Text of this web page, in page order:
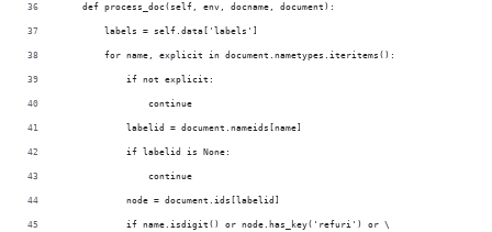
    def process_doc(self, env, docname, document):
        labels = self.data['labels']
        for name, explicit in document.nametypes.iteritems():
            if not explicit:
                continue
            labelid = document.nameids[name]
            if labelid is None:
                continue
            node = document.ids[labelid]
            if name.isdigit() or node.has_key('refuri') or \